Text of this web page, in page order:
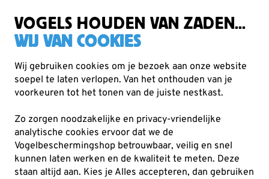
VOGELS HOUDEN VAN ZADEN...
WIJ VAN COOKIES
Wij gebruiken cookies om je bezoek aan onze website
soepel te laten verlopen. Van het onthouden van je
voorkeuren tot het tonen van de juiste nestkast.
Zo zorgen noodzakelijke en privacy-vriendelijke
analytische cookies ervoor dat we de
Vogelbeschermingshop betrouwbaar, veilig en snel
kunnen laten werken en de kwaliteit te meten. Deze
staan altijd aan. Kies je Alles accepteren, dan gebruiken
Nestkasten en vogelhuisjes Houten nestkasten